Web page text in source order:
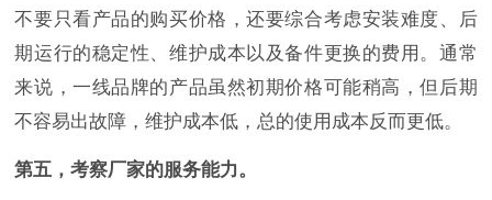
不要只看产品的购买价格，还要综合考虑安装难度、后
期运行的稳定性、维护成本以及备件更换的费用。通常
来说，一线品牌的产品虽然初期价格可能稍高，但后期
不容易出故障，维护成本低，总的使用成本反而更低。
第五，考察厂家的服务能力。